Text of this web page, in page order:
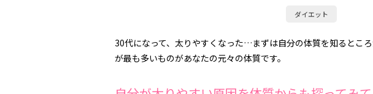
ダイエット
30代になって、太りやすくなった…まずは自分の体質を知るとこ
が最も多いものがあなたの元々の体質です。